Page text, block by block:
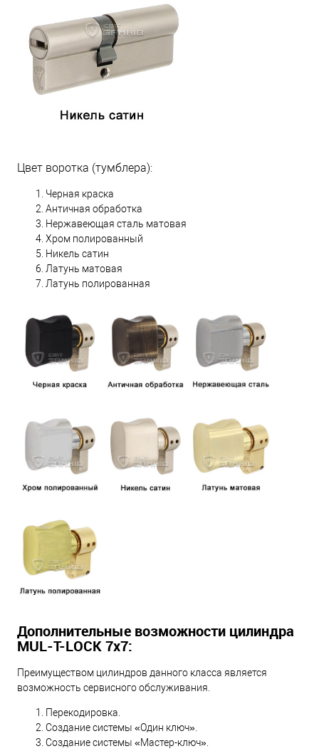
Цвет воротка (тумблера):
Черная краска
Античная обработка
Нержавеющая сталь матовая
Хром полированный
Никель сатин
Латунь матовая
Латунь полированная
Дополнительные возможности цилиндра
MUL-T-LOCK 7х7:
Преимуществом цилиндров данного класса является
возможность сервисного обслуживания.
Перекодировка.
Создание системы «Один ключ».
Создание системы «Мастер-ключ».